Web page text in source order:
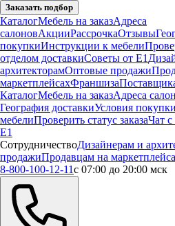
Заказать подбор
КаталогМебель на заказАдреса
салоновАкцииРассрочкаОтзывы
покупкиИнструкции к мебели
отделом доставкиСоветы от Е1
архитекторамОптовые продажи
маркетплейсахФраншиза
КаталогМебель на заказАдреса
География доставкиУсловия покупки
мебелиПроверить статус заказаЧат с
Е1
СотрудничествоДизайнерам и
продажиПродавцам на
8-800-100-12-11с 07:00 до 20:00 мск